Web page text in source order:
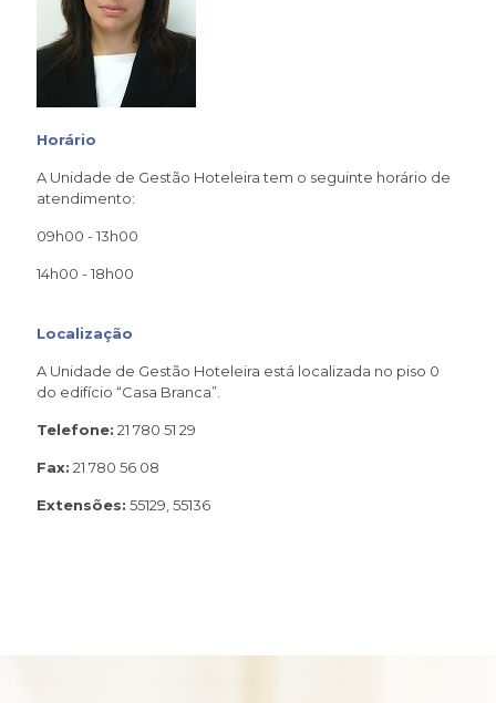
Horário
A Unidade de Gestão Hoteleira tem o seguinte horário de
atendimento:
09h00 - 13h00
14h00 - 18h00
Localização
A Unidade de Gestão Hoteleira está localizada no piso 0
do edifício “Casa Branca”.
Telefone: 21 780 51 29
Fax: 21 780 56 08
Extensões: 55129, 55136